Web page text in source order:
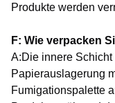
Produkte werden
F: Wie verpacken
A:Die innere
Papierauslagerung
Fumigationspalette